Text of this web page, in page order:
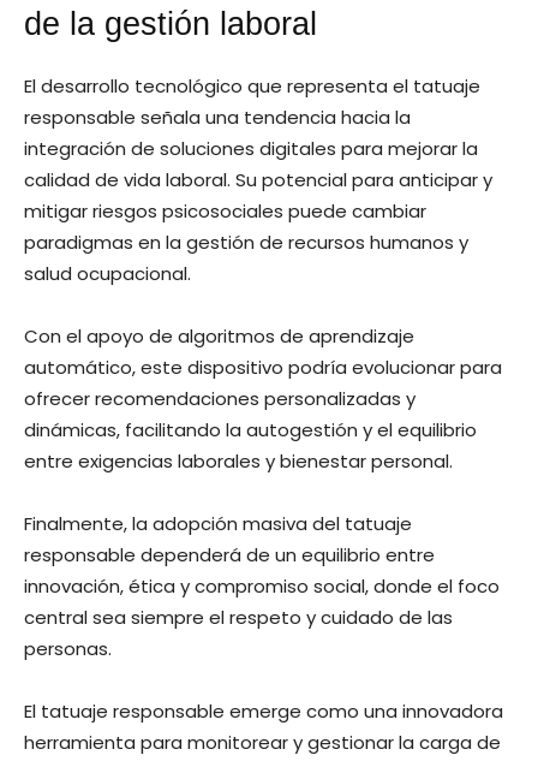
de la gestión laboral
El desarrollo tecnológico que representa el tatuaje
responsable señala una tendencia hacia la
integración de soluciones digitales para mejorar la
calidad de vida laboral. Su potencial para anticipar y
mitigar riesgos psicosociales puede cambiar
paradigmas en la gestión de recursos humanos y
salud ocupacional.
Con el apoyo de algoritmos de aprendizaje
automático, este dispositivo podría evolucionar para
ofrecer recomendaciones personalizadas y
dinámicas, facilitando la autogestión y el equilibrio
entre exigencias laborales y bienestar personal.
Finalmente, la adopción masiva del tatuaje
responsable dependerá de un equilibrio entre
innovación, ética y compromiso social, donde el foco
central sea siempre el respeto y cuidado de las
personas.
El tatuaje responsable emerge como una innovadora
herramienta para monitorear y gestionar la carga de